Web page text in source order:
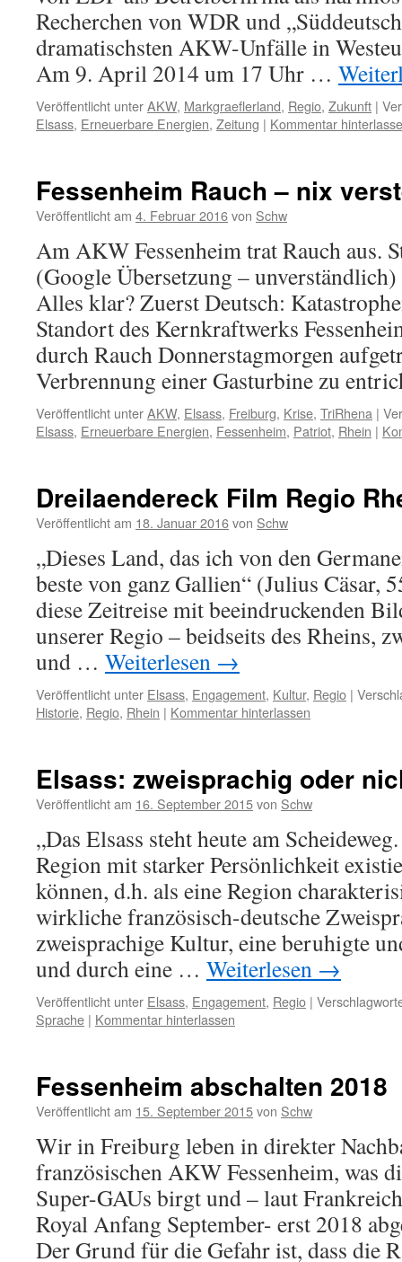
Recherchen von WDR und
dramatischsten AKW-Unfälle in
Am 9. April 2014 um 17 Uhr …
Veröffentlicht unterAKW, Markgraeflerland, Regio, Zukunft |
Elsass, Erneuerbare Energien, Zeitung | Kommentar
Fessenheim Rauch – nix
Veröffentlicht am 4. Februar 2016von Schw
Am AKW Fessenheim trat Rauch aus.
(Google Übersetzung –
Alles klar? Zuerst Deutsch:
Standort des Kernkraftwerks
durch Rauch Donnerstagmorgen
Verbrennung einer Gasturbine zu
Veröffentlicht unterAKW, Elsass, Freiburg, Krise, TriRhena |
Elsass, Erneuerbare Energien, Fessenheim, Patriot, Rhein |
Dreilaendereck Film Regio
Veröffentlicht am 18. Januar 2016von Schw
„Dieses Land, das ich von den
beste von ganz Gallien“ (Julius Cäsar,
diese Zeitreise mit beeindruckenden
unserer Regio – beidseits des Rheins,
und … Weiterlesen →
Veröffentlicht unter Elsass, Engagement, Kultur, Regio |
Historie, Regio, Rhein | Kommentar hinterlassen
Elsass: zweisprachig oder
Veröffentlicht am 16. September 2015von Schw
„Das Elsass steht heute am
Region mit starker Persönlichkeit
können, d.h. als eine Region
wirkliche französisch-deutsche
zweisprachige Kultur, eine beruhigte
und durch eine … Weiterlesen →
Veröffentlicht unter Elsass, Engagement, Regio |
Sprache | Kommentar hinterlassen
Fessenheim abschalten 2018
Veröffentlicht am 15. September 2015von Schw
Wir in Freiburg leben in direkter
französischen AKW Fessenheim, was
Super-GAUs birgt und – laut
Royal Anfang September- erst 2018
Der Grund für die Gefahr ist, dass die